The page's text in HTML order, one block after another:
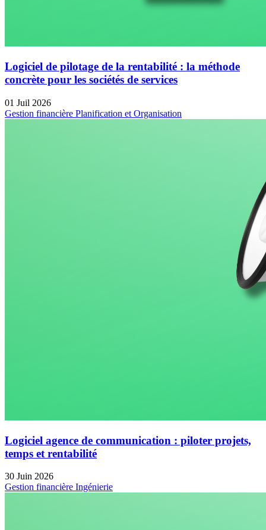
Logiciel de pilotage de la rentabilité : la méthode
concrète pour les sociétés de services
01 Juil 2026
Gestion financière Planification et Organisation
Logiciel agence de communication : piloter projets,
temps et rentabilité
30 Juin 2026
Gestion financière Ingénierie